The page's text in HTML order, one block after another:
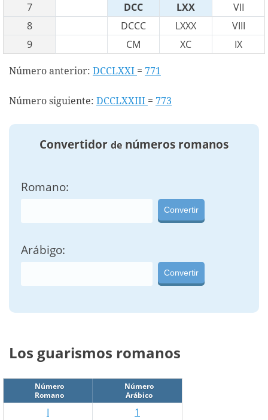
7
DCC LXX
VII
8
DCCC LXXX
VIII
9
CM XC IX
Número anterior: DCCLXXI = 771
Número siguiente: DCCLXXIII = 773
Convertidor de números romanos
Romano:
Convertir
Arábigo:
Convertir
Los guarismos romanos
Número
Romano
Número
Arábico
I
1